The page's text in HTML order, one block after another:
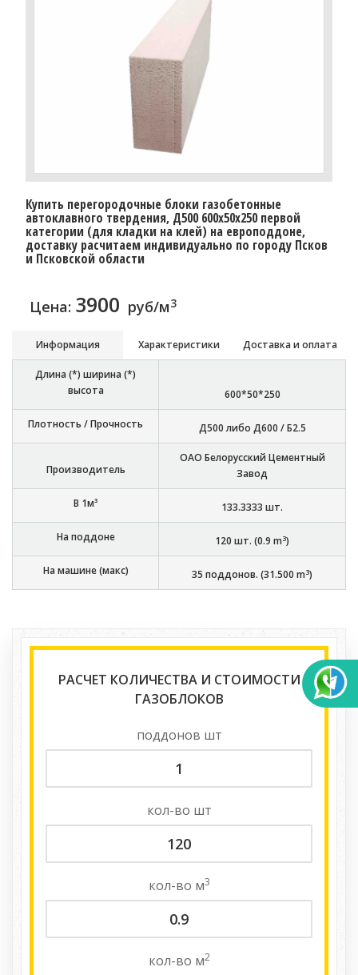
Купить перегородочные блоки газобетонные
автоклавного твердения, Д500 600x50x250 первой
категории (для кладки на клей) на европоддоне,
доставку расчитаем индивидуально по городу Псков
и Псковской области
Цена: 3900 руб/м3
Информация Характеристики Доставка и оплата
Длина (*) ширина (*)
высота
600*50*250
Плотность / Прочность Д500 либо Д600 / Б2.5
Производитель
ОАО Белорусский Цементный
Завод
В 1м³ 133.3333 шт.
На поддоне 120 шт. (0.9 m3)
На машине (макс) 35 поддонов. (31.500 m3)
РАСЧЕТ КОЛИЧЕСТВА И СТОИМОСТИ
ГАЗОБЛОКОВ
поддонов шт
кол-во шт
кол-во м3
кол-во м2